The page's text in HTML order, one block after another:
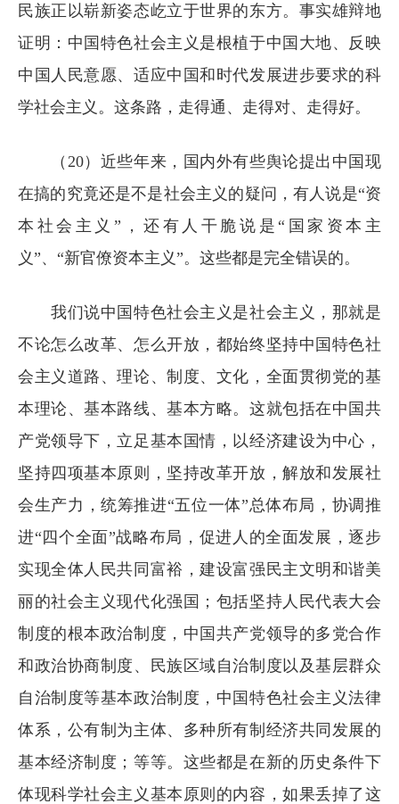
民族正以崭新姿态屹立于世界的东方。事实雄辩地
证明：中国特色社会主义是根植于中国大地、反映
中国人民意愿、适应中国和时代发展进步要求的科
学社会主义。这条路，走得通、走得对、走得好。
（20）近些年来，国内外有些舆论提出中国现
在搞的究竟还是不是社会主义的疑问，有人说是“资
本社会主义”，还有人干脆说是“国家资本主
义”、“新官僚资本主义”。这些都是完全错误的。
我们说中国特色社会主义是社会主义，那就是
不论怎么改革、怎么开放，都始终坚持中国特色社
会主义道路、理论、制度、文化，全面贯彻党的基
本理论、基本路线、基本方略。这就包括在中国共
产党领导下，立足基本国情，以经济建设为中心，
坚持四项基本原则，坚持改革开放，解放和发展社
会生产力，统筹推进“五位一体”总体布局，协调推
进“四个全面”战略布局，促进人的全面发展，逐步
实现全体人民共同富裕，建设富强民主文明和谐美
丽的社会主义现代化强国；包括坚持人民代表大会
制度的根本政治制度，中国共产党领导的多党合作
和政治协商制度、民族区域自治制度以及基层群众
自治制度等基本政治制度，中国特色社会主义法律
体系，公有制为主体、多种所有制经济共同发展的
基本经济制度；等等。这些都是在新的历史条件下
体现科学社会主义基本原则的内容，如果丢掉了这